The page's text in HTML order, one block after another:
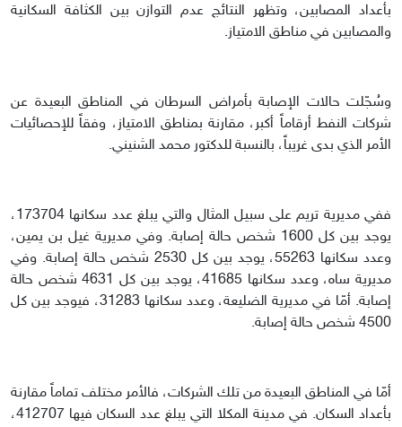
بأعداد المصابين، وتظهر النتائج عدم التوازن بين الكثافة السكانية
والمصابين في مناطق الامتياز.
وسُجّلت حالات الإصابة بأمراض السرطان في المناطق البعيدة عن
شركات النفط أرقاماً أكبر، مقارنة بمناطق الامتياز، وفقاً للإحصائيات
الأمر الذي بدى غريباً، بالنسبة للدكتور محمد الشنيني.
ففي مديرية تريم على سبيل المثال والتي يبلغ عدد سكانها 173704،
يوجد بين كل 1600 شخص حالة إصابة. وفي مديرية غيل بن يمين،
وعدد سكانها 55263، يوجد بين كل 2530 شخص حالة إصابة. وفي
مديرية ساه، وعدد سكانها 41685، يوجد بين كل 4631 شخص حالة
إصابة. أمّا في مديرية الضليعة، وعدد سكانها 31283، فيوجد بين كل
4500 شخص حالة إصابة.
أمّا في المناطق البعيدة من تلك الشركات، فالأمر مختلف تماماً مقارنة
بأعداد السكان. في مدينة المكلا التي يبلغ عدد السكان فيها 412707،